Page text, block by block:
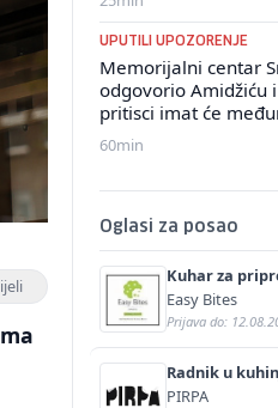
UPUTILI UPOZORENJE
Memorijalni centar
odgovorio Amidžiću
pritisci imat će
60min
Oglasi za posao
Kuhar za
jednostavnih
Easy Bites
Prijava do:
Radnik u
PIRPA